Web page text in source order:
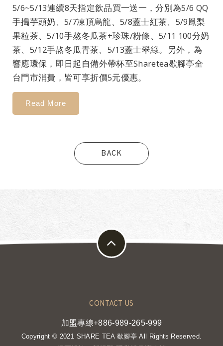
5/6~5/13連續8天指定飲品買一送一，分別為5/6 QQ
手搗芋頭奶、5/7凍頂烏龍、5/8蓋士紅茶、5/9鳳梨
果粒茶、5/10手熬冬瓜茶+珍珠/粉條、5/11 100分奶
茶、5/12手熬冬瓜青茶、5/13蓋士翠綠。另外，為
響應環保，即日起自備外帶杯至Sharetea歇腳亭全
台門市消費，皆可享折價5元優惠。
Read More
BACK
CONTACT US
加盟專線+886-989-265-999
Copyright © 2021 SHARE TEA 歇腳亭 All Rights Reserved.